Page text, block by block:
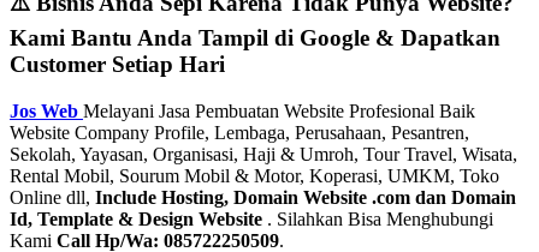
Kami Bantu Anda Tampil di Google & Dapatkan
Customer Setiap Hari
Jos Web Melayani Jasa Pembuatan Website Profesional Baik
Website Company Profile, Lembaga, Perusahaan, Pesantren,
Sekolah, Yayasan, Organisasi, Haji & Umroh, Tour Travel, Wisata,
Rental Mobil, Sourum Mobil & Motor, Koperasi, UMKM, Toko
Online dll, Include Hosting, Domain Website .com dan Domain
Id, Template & Design Website . Silahkan Bisa Menghubungi
Kami Call Hp/Wa: 085722250509.